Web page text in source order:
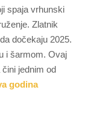
spaja vrhunski
Zlatnik
dočekaju 2025.
i šarmom. Ovaj
jednim od
godina